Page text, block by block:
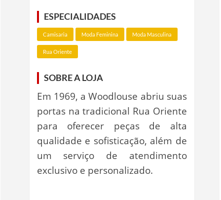
ESPECIALIDADES
Camisaria Moda Feminina Moda Masculina
Rua Oriente
SOBRE A LOJA
Em 1969, a Woodlouse abriu suas
portas na tradicional Rua Oriente
para oferecer peças de alta
qualidade e sofisticação, além de
um serviço de atendimento
exclusivo e personalizado.